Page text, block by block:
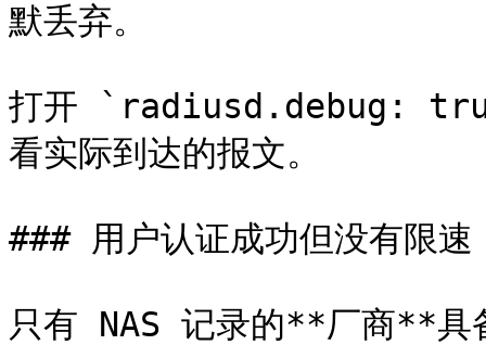
默丢弃。
打开 `radiusd.debug:
看实际到达的报文。
### 用户认证成功但没有限速
只有 NAS 记录的**厂商**